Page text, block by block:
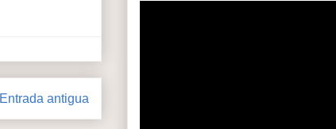
Entrada antigua